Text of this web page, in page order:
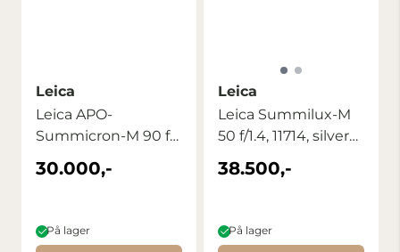
Leica
Leica APO-
Summicron-M 90 f/2
ASPH type 11884 ...
30.000,-
På lager
Leica
Leica Summilux-M
50 f/1.4, 11714, silver
chrome ...
38.500,-
På lager